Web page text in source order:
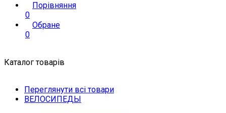
Порівняння
0
Обране
0
Каталог товарів
Переглянути всі товари
ВЕЛОСИПЕДЫ